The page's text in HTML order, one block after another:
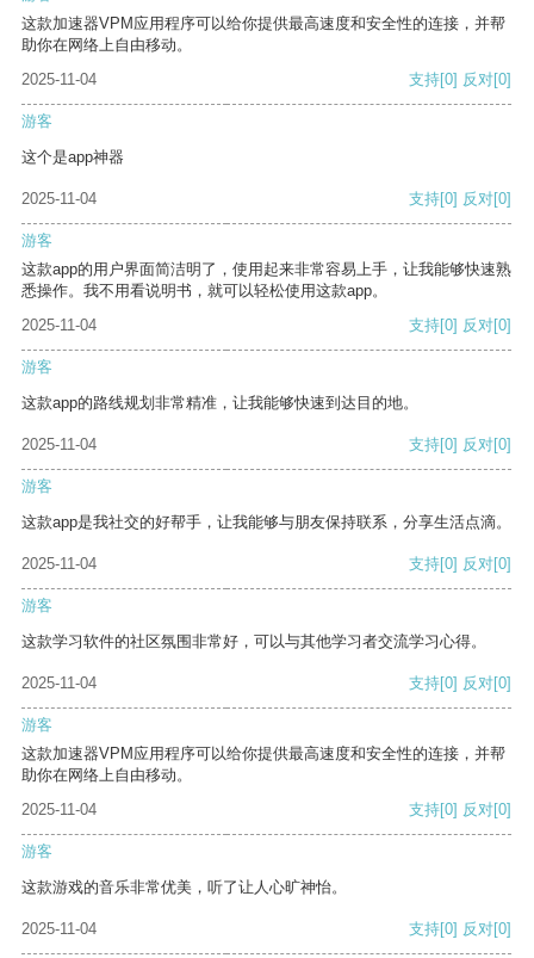
这款加速器VPM应用程序可以给你提供最高速度和安全性的连接，并帮
助你在网络上自由移动。
2025-11-04
支持[0] 反对[0]
游客
这个是app神器
2025-11-04 支持[0] 反对[0]
游客
这款app的用户界面简洁明了，使用起来非常容易上手，让我能够快速熟
悉操作。我不用看说明书，就可以轻松使用这款app。
2025-11-04
支持[0] 反对[0]
游客
这款app的路线规划非常精准，让我能够快速到达目的地。
2025-11-04 支持[0] 反对[0]
游客
这款app是我社交的好帮手，让我能够与朋友保持联系，分享生活点滴。
2025-11-04 支持[0] 反对[0]
游客
这款学习软件的社区氛围非常好，可以与其他学习者交流学习心得。
2025-11-04 支持[0] 反对[0]
游客
这款加速器VPM应用程序可以给你提供最高速度和安全性的连接，并帮
助你在网络上自由移动。
2025-11-04
支持[0] 反对[0]
游客
这款游戏的音乐非常优美，听了让人心旷神怡。
2025-11-04 支持[0] 反对[0]